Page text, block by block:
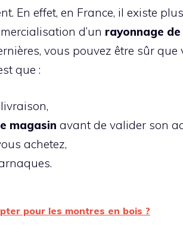
En effet, en France, il existe
d’un rayonnage de
vous pouvez être sûr que
que :
magasin avant de valider son
achetez,
pour les montres en bois ?